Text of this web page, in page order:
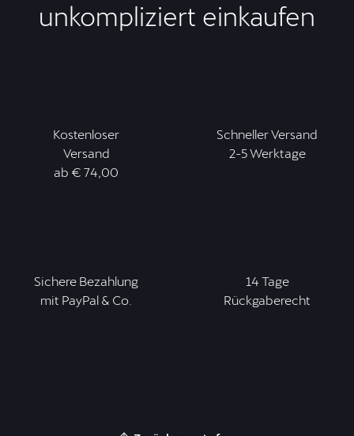
unkompliziert einkaufen
Kostenloser
Versand
ab € 74,00
Schneller Versand
2-5 Werktage
Sichere Bezahlung
mit PayPal & Co.
14 Tage
Rückgaberecht